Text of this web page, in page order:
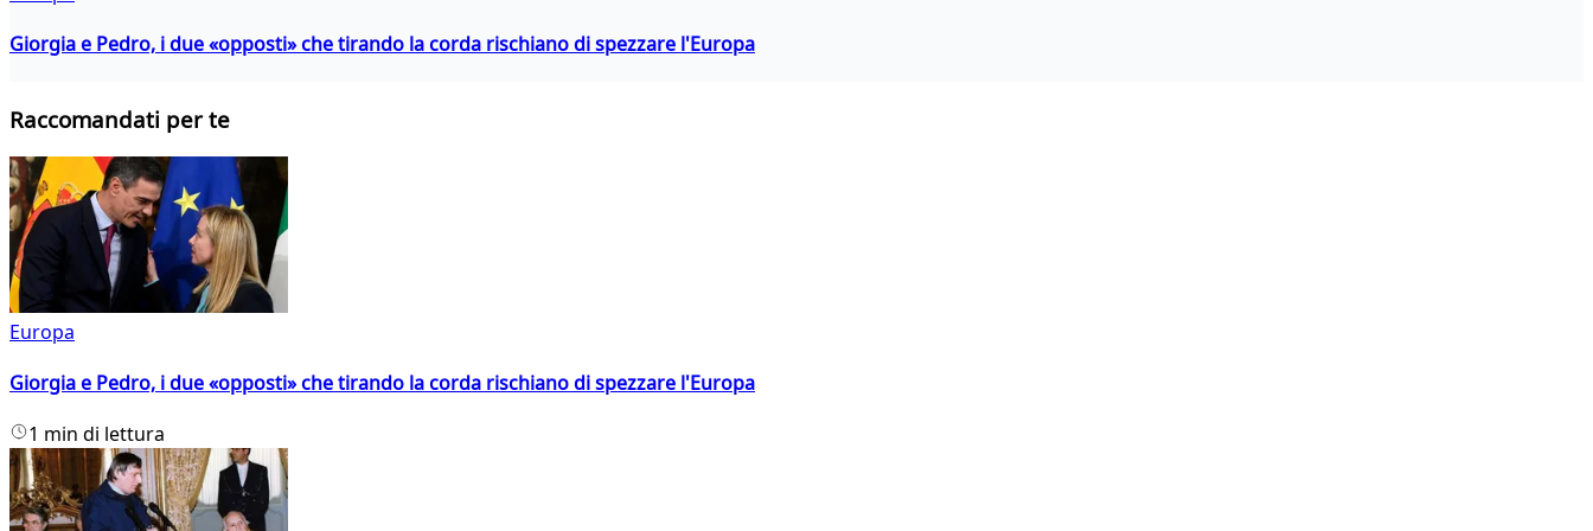
Giorgia e Pedro, i due «opposti» che tirando la corda rischiano di spezzare l'Europa
Raccomandati per te
Europa
Giorgia e Pedro, i due «opposti» che tirando la corda rischiano di spezzare l'Europa
1 min di lettura